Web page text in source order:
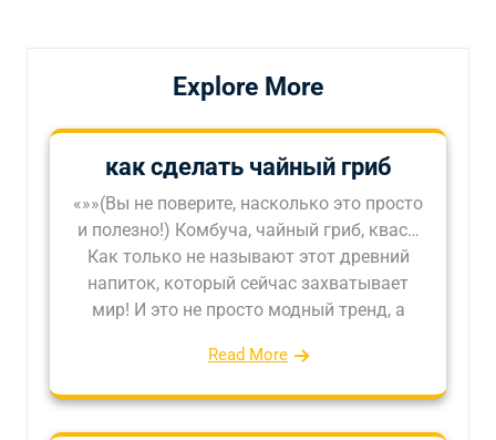
Explore More
как сделать чайный гриб
«»»(Вы не поверите, насколько это просто
и полезно!) Комбуча, чайный гриб, квас…
Как только не называют этот древний
напиток, который сейчас захватывает
мир! И это не просто модный тренд, а
Read More